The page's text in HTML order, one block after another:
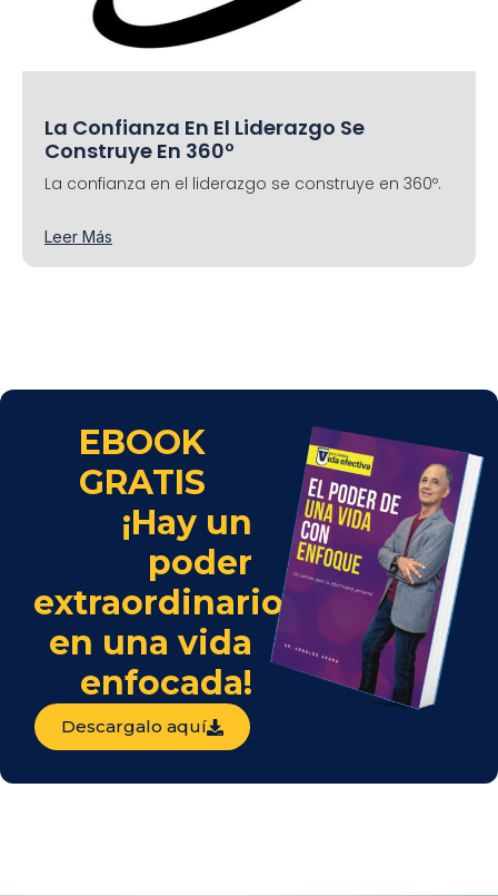
La Confianza En El Liderazgo Se
Construye En 360º
La confianza en el liderazgo se construye en 360º.
Leer Más
EBOOK
GRATIS
¡Hay un
poder
extraordinario
en una vida
enfocada!
Descargalo aquí